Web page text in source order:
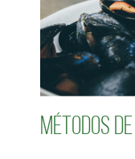
Métodos